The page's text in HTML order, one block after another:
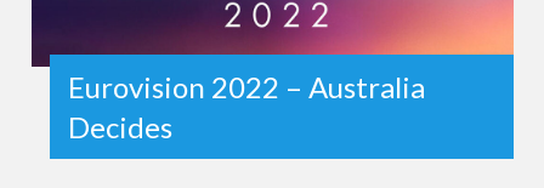
Eurovision 2022 – Australia
Decides